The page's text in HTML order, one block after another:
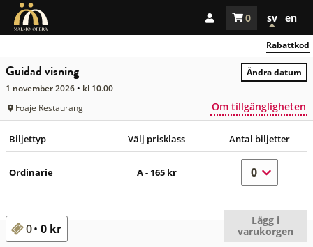
LaddarSe alla föreställningar
Konto
Biljetter
0
föremålsv en
Rabattkod
Guidad visning
1 november 2026 kl 10.00
Ändra datum
Choose
Foaje Restaurang Om tillgängligheten
Biljettyp Välj prisklass Antal biljetter
Biljettyp
Ordinarie Välj prisklass
A - 165 kr Antal
0
0 seats selected
0 kr
Lägg i
varukorgen